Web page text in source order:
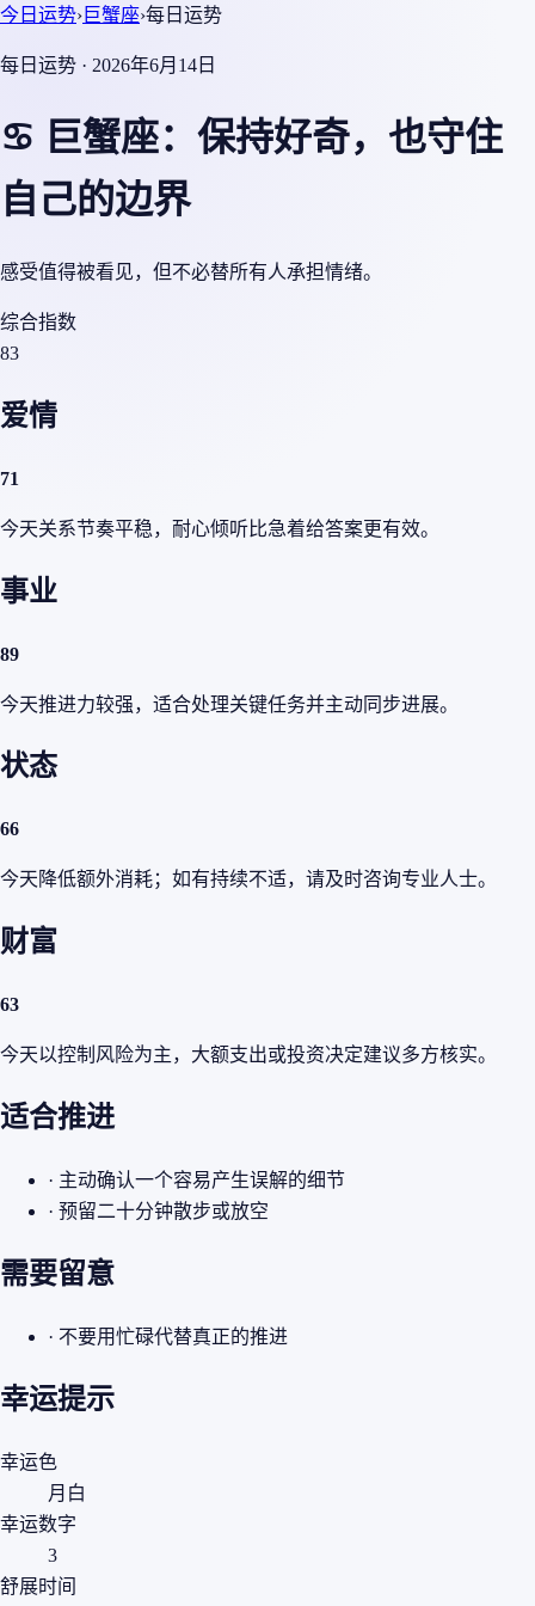
今日运势›巨蟹座›每日运势
每日运势 · 2026年6月14日
♋ 巨蟹座：保持好奇，也守住
自己的边界
感受值得被看见，但不必替所有人承担情绪。
综合指数
83
爱情
71
今天关系节奏平稳，耐心倾听比急着给答案更有效。
事业
89
今天推进力较强，适合处理关键任务并主动同步进展。
状态
66
今天降低额外消耗；如有持续不适，请及时咨询专业人士。
财富
63
今天以控制风险为主，大额支出或投资决定建议多方核实。
适合推进
· 主动确认一个容易产生误解的细节
· 预留二十分钟散步或放空
需要留意
· 不要用忙碌代替真正的推进
幸运提示
幸运色
月白
幸运数字
3
舒展时间